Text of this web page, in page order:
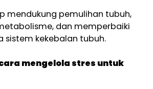
mendukung pemulihan tubuh,
dan memperbaiki
sistem kekebalan tubuh.
mengelola stres untuk